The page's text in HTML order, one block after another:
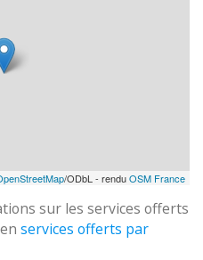
/ODbL - renduOSM France
sur les services offerts
services offerts par